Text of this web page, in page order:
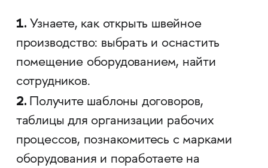
1. Узнаете, как открыть швейное
производство: выбрать и оснастить
помещение оборудованием, найти
сотрудников.
2. Получите шаблоны договоров,
таблицы для организации рабочих
процессов, познакомитесь с марками
оборудования и поработаете на